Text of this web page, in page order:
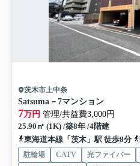
茨木市上中条
Satsuma－7マンション
7万円 管理/共益費3,000円
25.90㎡ (1K) /築8年 /4階建
東海道本線「茨木」駅 徒歩8分
駐輪場 CATV 光ファイバー